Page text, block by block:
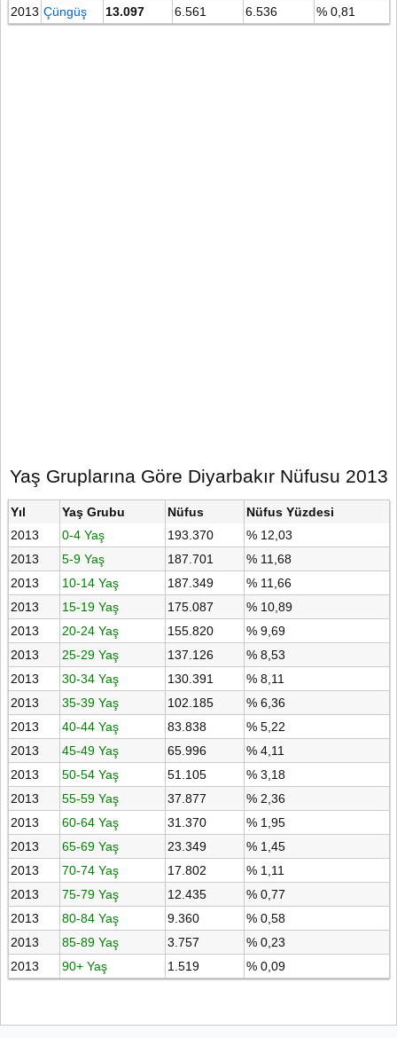
2013 Çüngüş 13.097 6.561 6.536 % 0,81
Yaş Gruplarına Göre Diyarbakır Nüfusu 2013
Yıl Yaş Grubu Nüfus
Nüfus Yüzdesi
2013
0-4 Yaş 193.370
% 12,03
2013
5-9 Yaş 187.701
% 11,68
2013
10-14 Yaş 187.349
% 11,66
2013
15-19 Yaş 175.087
% 10,89
2013
20-24 Yaş 155.820
% 9,69
2013
25-29 Yaş 137.126
% 8,53
2013
30-34 Yaş 130.391
% 8,11
2013
35-39 Yaş 102.185
% 6,36
2013
40-44 Yaş 83.838
% 5,22
2013
45-49 Yaş 65.996
% 4,11
2013
50-54 Yaş 51.105
% 3,18
2013
55-59 Yaş 37.877
% 2,36
2013
60-64 Yaş 31.370
% 1,95
2013
65-69 Yaş 23.349
% 1,45
2013
70-74 Yaş 17.802
% 1,11
2013
75-79 Yaş 12.435
% 0,77
2013
80-84 Yaş 9.360
% 0,58
2013
85-89 Yaş 3.757
% 0,23
2013
90+ Yaş 1.519 % 0,09